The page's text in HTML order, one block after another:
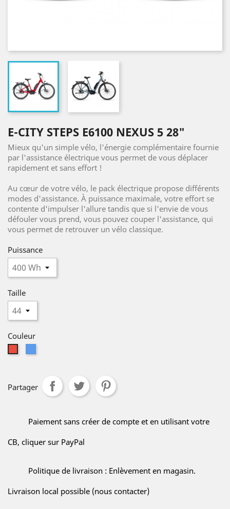
E-CITY STEPS E6100 NEXUS 5 28"
Mieux qu'un simple vélo, l'énergie complémentaire fournie
par l'assistance électrique vous permet de vous déplacer
rapidement et sans effort !
Au cœur de votre vélo, le pack électrique propose différents
modes d'assistance. À puissance maximale, votre effort se
contente d'impulser l'allure tandis que si l'envie de vous
défouler vous prend, vous pouvez couper l'assistance, qui
vous permet de retrouver un vélo classique.
Puissance
Taille
Couleur
Partager
Paiement sans créer de compte et en utilisant votre
CB, cliquer sur PayPal
Politique de livraison : Enlèvement en magasin.
Livraison local possible (nous contacter)